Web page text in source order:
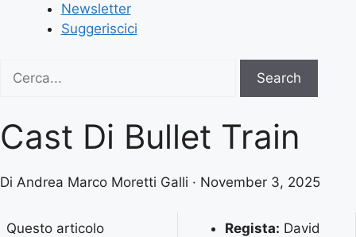
Newsletter
Suggeriscici
for:
Search
Cast Di Bullet Train
Di Andrea Marco Moretti Galli · November 3, 2025
Questo articolo
Regista: David